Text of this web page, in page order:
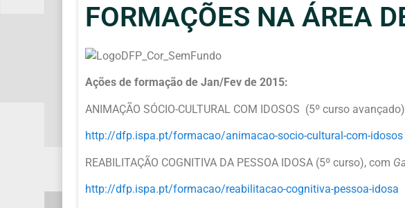
FORMAÇÕES NA ÁREA
Ações de formação de Jan/Fev de 2015:
ANIMAÇÃO SÓCIO-CULTURAL COM IDOSOS (5º curso
http://dfp.ispa.pt/formacao/animacao-socio-cultural-com-idosos
REABILITAÇÃO COGNITIVA DA PESSOA IDOSA (5º curso), com
http://dfp.ispa.pt/formacao/reabilitacao-cognitiva-pessoa-idosa